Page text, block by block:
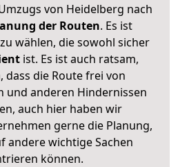
von Heidelberg nach
der Routen. Es ist
wählen, die sowohl sicher
ist. Es ist auch ratsam,
dass die Route frei von
und anderen Hindernissen
auch hier haben wir
gerne die Planung,
andere wichtige Sachen
können.